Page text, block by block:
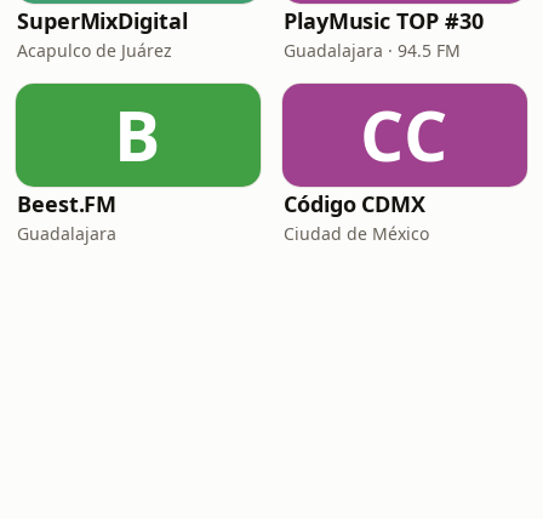
SuperMixDigital
Acapulco de Juárez
PlayMusic TOP #30
Guadalajara · 94.5 FM
B
Beest.FM
Guadalajara
CC
Código CDMX
Ciudad de México